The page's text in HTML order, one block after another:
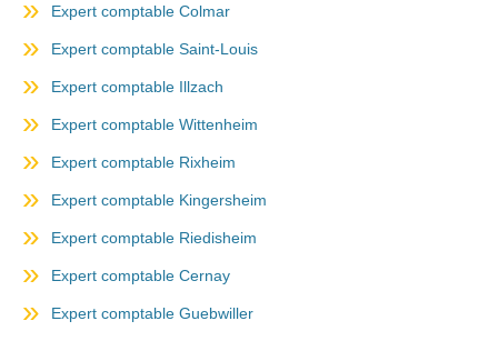
Expert comptable Colmar
Expert comptable Saint-Louis
Expert comptable Illzach
Expert comptable Wittenheim
Expert comptable Rixheim
Expert comptable Kingersheim
Expert comptable Riedisheim
Expert comptable Cernay
Expert comptable Guebwiller